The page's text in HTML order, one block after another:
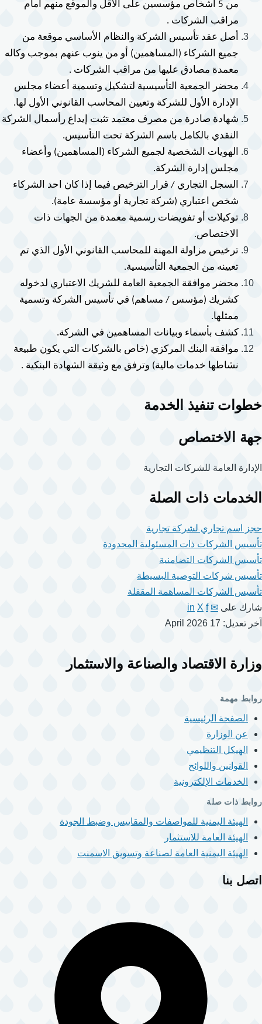
مراقب الشركات .
معمدة مصادق عليها من مراقب الشركات .
الإدارة الأول للشركة وتعيين المحاسب القانوني الأول لها.
النقدي بالكامل باسم الشركة تحت التأسيس.
مجلس إدارة الشركة.
شخص اعتباري (شركة تجارية أو مؤسسة عامة).
الاختصاص.
تعيينه من الجمعية التأسيسية.
ممثلها.
كشف بأسماء وبيانات المساهمين في الشركة.
نشاطها خدمات مالية) وترفق مع وثيقة الشهادة البنكية .
خطوات تنفيذ الخدمة
جهة الاختصاص
الإدارة العامة للشركات التجارية
الخدمات ذات الصلة
حجز اسم تجاري لشركة تجارية
تأسيس الشركات ذات المسئولية المحدودة
تأسيس الشركات التضامنية
تأسيس شركات التوصية البسيطة
تأسيس الشركات المساهمة المقفلة
شارك على ✉
in X f
آخر تعديل: 17 April 2026
وزارة الاقتصاد والصناعة والاستثمار
روابط مهمة
الصفحة الرئيسية
عن الوزارة
الهيكل التنظيمي
القوانين واللوائح
الخدمات الإلكترونية
روابط ذات صلة
الهيئة اليمنية للمواصفات والمقاييس وضبط الجودة
الهيئة العامة للاستثمار
الهيئة اليمنية العامة لصناعة وتسويق الاسمنت
اتصل بنا